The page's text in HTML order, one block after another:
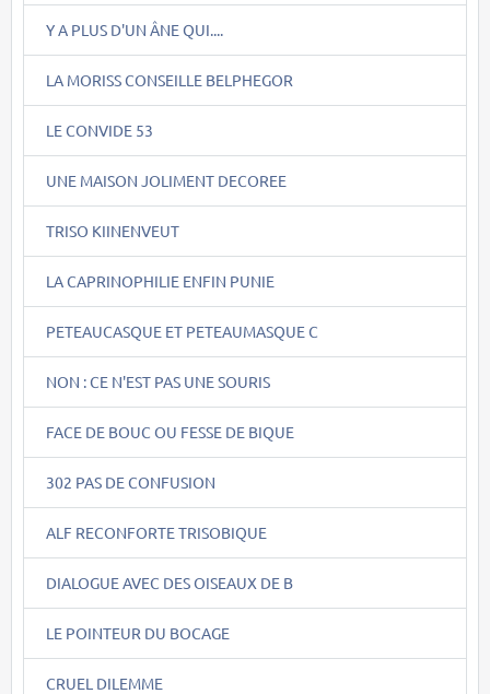
Y A PLUS D'UN ÂNE QUI....
LA MORISS CONSEILLE BELPHEGOR
LE CONVIDE 53
UNE MAISON JOLIMENT DECOREE
TRISO KIINENVEUT
LA CAPRINOPHILIE ENFIN PUNIE
PETEAUCASQUE ET PETEAUMASQUE C
NON : CE N'EST PAS UNE SOURIS
FACE DE BOUC OU FESSE DE BIQUE
302 PAS DE CONFUSION
ALF RECONFORTE TRISOBIQUE
DIALOGUE AVEC DES OISEAUX DE B
LE POINTEUR DU BOCAGE
CRUEL DILEMME